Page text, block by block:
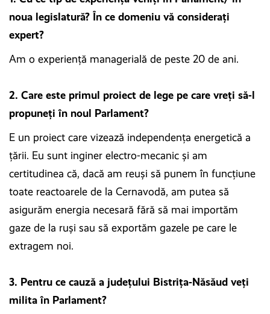
noua legislatură? În ce domeniu vă considerați
expert?
Am o experienţă managerială de peste 20 de ani.
2. Care este primul proiect de lege pe care vreți să-l
propuneți în noul Parlament?
E un proiect care vizează independenţa energetică a
ţării. Eu sunt inginer electro-mecanic şi am
certitudinea că, dacă am reuşi să punem în funcţiune
toate reactoarele de la Cernavodă, am putea să
asigurăm energia necesară fără să mai importăm
gaze de la ruşi sau să exportăm gazele pe care le
extragem noi.
3. Pentru ce cauză a județului Bistrița-Năsăud veți
milita în Parlament?